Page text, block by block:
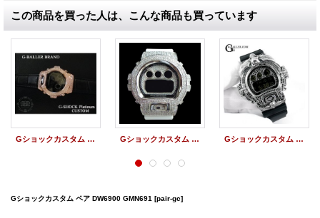
この商品を買った人は、こんな商品も買っています
Gショックカスタム GMN691 レザーベルト カスタム Gショックカスタム DW6900 ホワイト フルカスタム Gショックカスタム DW6900 クロムスカルカスタム フルカスタム
Gショックカスタム ペア DW6900 GMN691 [pair-gc]